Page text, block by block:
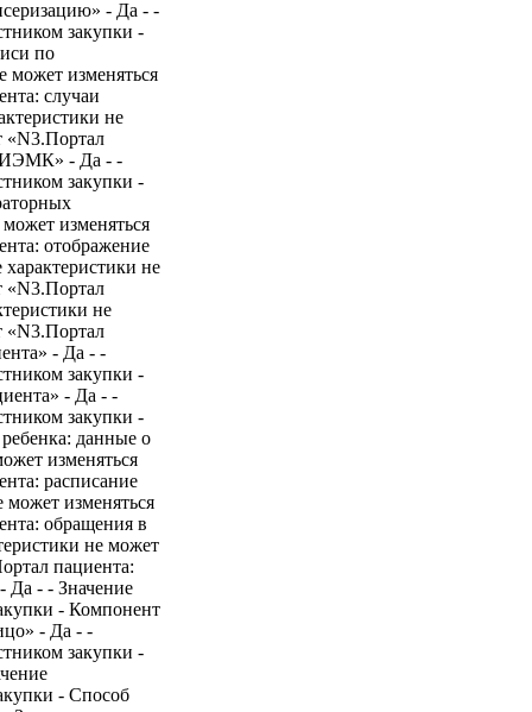
- Да - -
закупки -
по
может изменяться
случаи
не
«N3.Портал
- Да - -
закупки -
изменяться
отображение
не
«N3.Портал
не
«N3.Портал
- Да - -
закупки -
- Да - -
закупки -
данные о
изменяться
расписание
может изменяться
обращения в
не может
пациента:
Да - - Значение
- Компонент
- Да - -
закупки -
- Способ